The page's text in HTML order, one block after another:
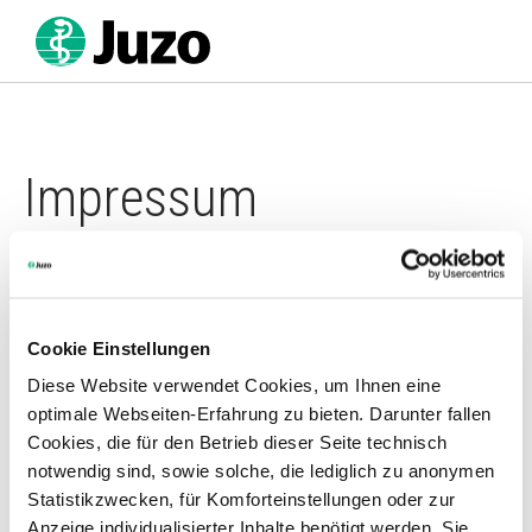
Cookie Einstellungen
Diese Website verwendet Cookies, um Ihnen eine
optimale Webseiten-Erfahrung zu bieten. Darunter fallen
Cookies, die für den Betrieb dieser Seite technisch
notwendig sind, sowie solche, die lediglich zu anonymen
Statistikzwecken, für Komforteinstellungen oder zur
Anzeige individualisierter Inhalte benötigt werden. Sie
Direkt
zum
Inhalt
Impressum
Julius Zorn GmbH
Deutschland
Tel.: +49 8251 901-260
Fax: 0800 08 35 393
portal@juzo.de
Registergericht: Amtsgericht Augsburg
Registernummer: Abt. B, Nr. 1005